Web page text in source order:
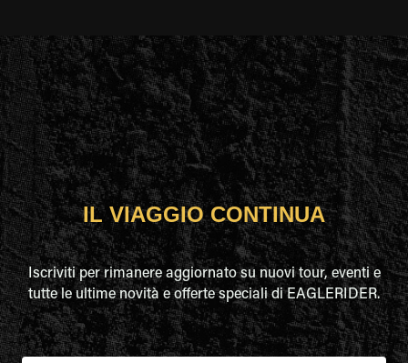
IL VIAGGIO CONTINUA
Iscriviti per rimanere aggiornato su nuovi tour, eventi e
tutte le ultime novità e offerte speciali di EAGLERIDER.